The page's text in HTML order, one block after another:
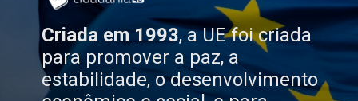
Criada em 1993, a UE foi criada
para promover a paz, a
estabilidade, o desenvolvimento